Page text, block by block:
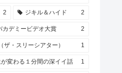
2 ジキル＆ハイド 2
カデミービデオ大賞 2
ザ・スリーシアター） 1
が変わる１分間の深イイ話 1